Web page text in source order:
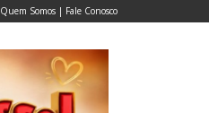
Quem Somos | Fale Conosco